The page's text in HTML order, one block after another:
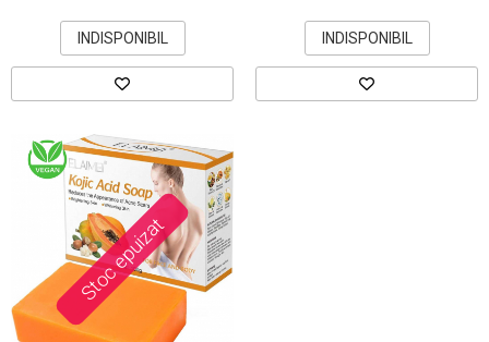
INDISPONIBIL INDISPONIBIL
Stoc epuizat